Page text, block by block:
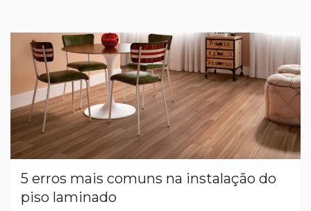
5 erros mais comuns na instalação do
piso laminado